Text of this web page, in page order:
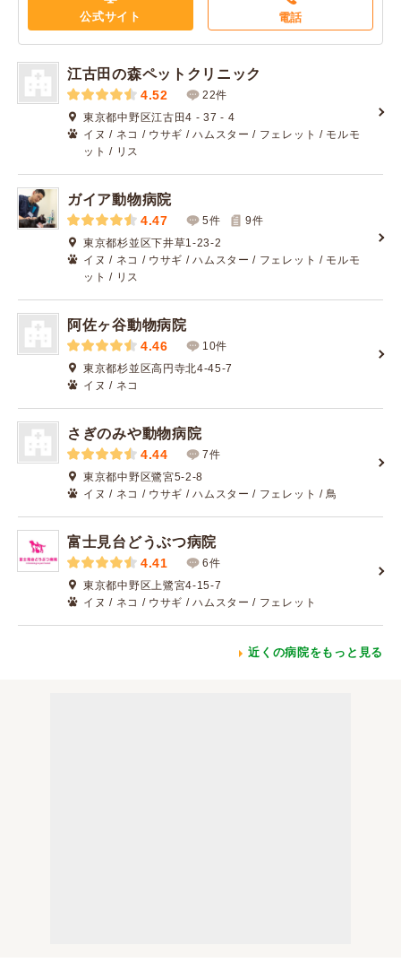
公式サイト 電話
江古田の森ペットクリニック
4.52
22件
東京都中野区江古田4 - 37 - 4
イヌ / ネコ / ウサギ / ハムスター / フェレット / モルモ
ット / リス
ガイア動物病院
4.47 5件 9件
東京都杉並区下井草1-23-2
イヌ / ネコ / ウサギ / ハムスター / フェレット / モルモ
ット / リス
阿佐ヶ谷動物病院
4.46
10件
東京都杉並区高円寺北4-45-7
イヌ / ネコ
さぎのみや動物病院
4.44
7件
東京都中野区鷺宮5-2-8
イヌ / ネコ / ウサギ / ハムスター / フェレット / 鳥
富士見台どうぶつ病院
4.41
6件
東京都中野区上鷺宮4-15-7
イヌ / ネコ / ウサギ / ハムスター / フェレット
近くの病院をもっと見る